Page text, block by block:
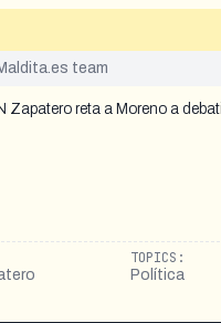
team
Zapatero reta a Moreno a
TOPICS:
Política